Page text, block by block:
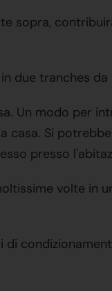
sopra,
due tranches da
Un modo per
casa. Si
presso
volte in
di